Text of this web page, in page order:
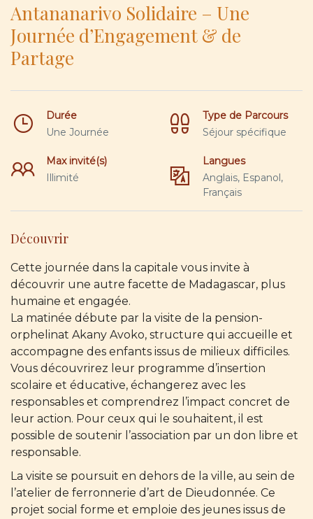
Antananarivo Solidaire – Une
Journée d’Engagement & de
Partage
Durée
Une Journée
Type de Parcours
Séjour spécifique
Max invité(s)
Illimité
Langues
Anglais, Espanol,
Français
Découvrir
Cette journée dans la capitale vous invite à
découvrir une autre facette de Madagascar, plus
humaine et engagée.
La matinée débute par la visite de la pension-
orphelinat Akany Avoko, structure qui accueille et
accompagne des enfants issus de milieux difficiles.
Vous découvrirez leur programme d’insertion
scolaire et éducative, échangerez avec les
responsables et comprendrez l’impact concret de
leur action. Pour ceux qui le souhaitent, il est
possible de soutenir l’association par un don libre et
responsable.
La visite se poursuit en dehors de la ville, au sein de
l’atelier de ferronnerie d’art de Dieudonnée. Ce
projet social forme et emploie des jeunes issus de